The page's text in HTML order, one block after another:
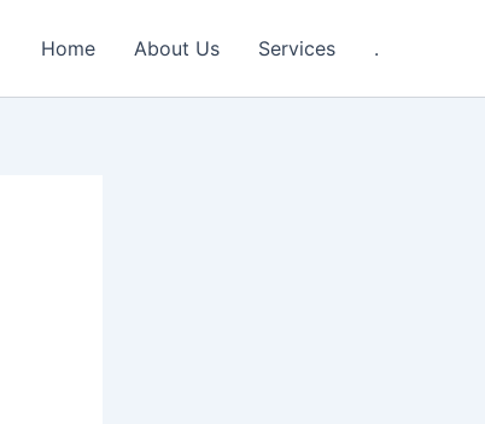
Home About Us Services .